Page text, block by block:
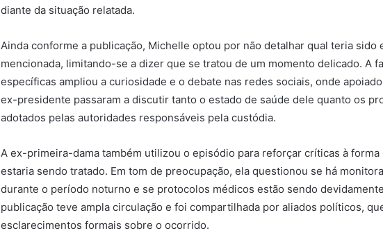
diante da situação relatada.
Ainda conforme a publicação, Michelle optou por não detalhar qual teria sido
mencionada, limitando-se a dizer que se tratou de um momento delicado. A
específicas ampliou a curiosidade e o debate nas redes sociais, onde
ex-presidente passaram a discutir tanto o estado de saúde dele quanto os
adotados pelas autoridades responsáveis pela custódia.
A ex-primeira-dama também utilizou o episódio para reforçar críticas à forma
estaria sendo tratado. Em tom de preocupação, ela questionou se há
durante o período noturno e se protocolos médicos estão sendo
publicação teve ampla circulação e foi compartilhada por aliados políticos,
esclarecimentos formais sobre o ocorrido.